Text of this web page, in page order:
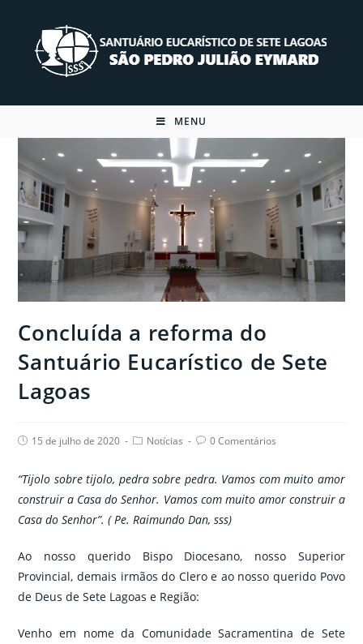
content
MENU
Concluída a reforma do
Santuário Eucarístico de Sete
Lagoas
Post15 de julho de 2020
PostNotícias
Post0 Comentários
“Tijolo sobre tijolo, pedra sobre pedra. Vamos com muito amor
construir a Casa do Senhor. Vamos com muito amor construir a
Casa do Senhor”. ( Pe. Raimundo Dan, sss)
Ao nosso querido Bispo Diocesano, nosso Superior
Provincial, demais irmãos do Clero e ao nosso querido Povo
de Deus de Sete Lagoas e Região:
Venho em nome da Comunidade Sacramentina de Sete